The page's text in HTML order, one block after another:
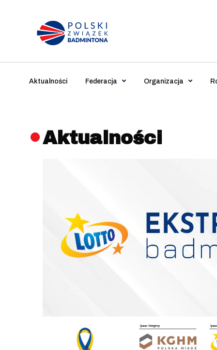
Main Navigation
Aktualności Federacja Organizacja
Aktualności